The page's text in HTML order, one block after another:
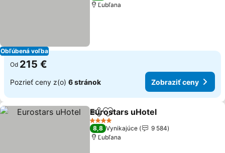
Obľúbená voľba
Ľubľana
Od 215 €
Pozrieť ceny z(o) 6 stránok Zobraziť ceny
ZdieľaťPridať do obľúbených
Eurostars uHotel
4 Počet hviezdičiek
8,8 Vynikajúce
9 584
Ľubľana